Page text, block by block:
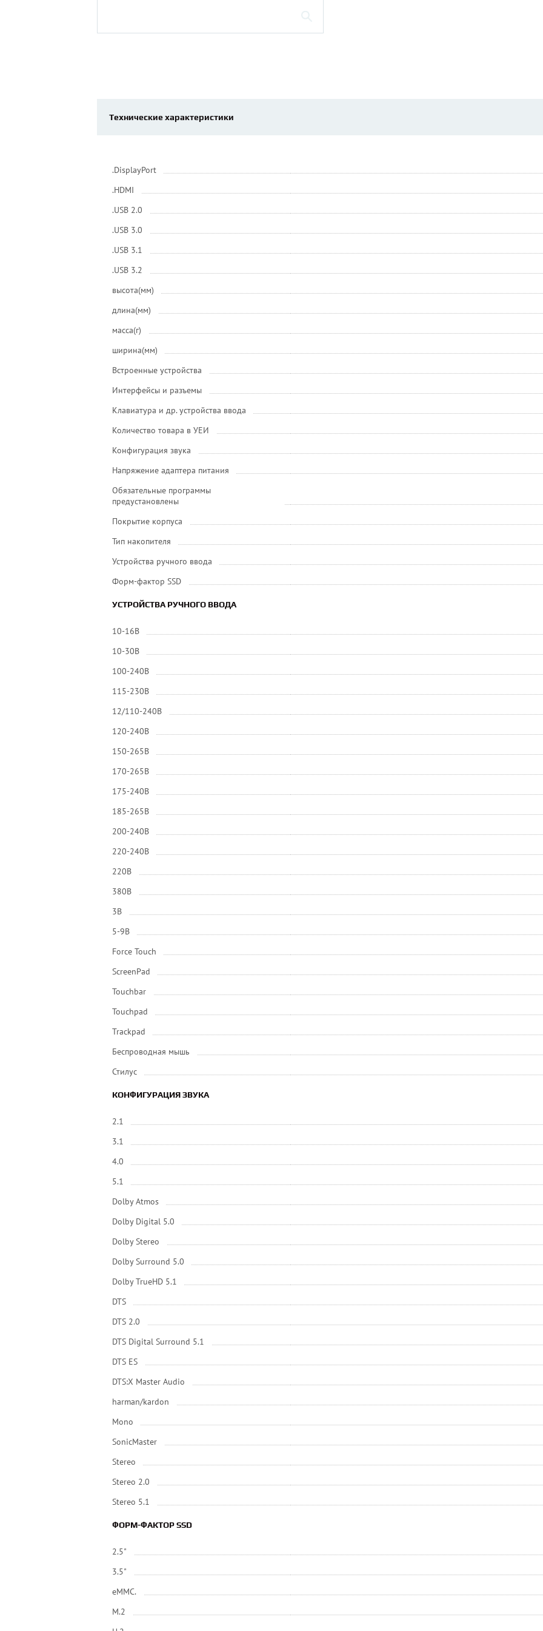
Технические характеристики
.DisplayPort
.HDMI
.USB 2.0
.USB 3.0
.USB 3.1
.USB 3.2
высота(мм)
длина(мм)
масса(г)
ширина(мм)
Встроенные устройства
Интерфейсы и разъемы
Клавиатура и др. устройства ввода
Количество товара в УЕИ
Конфигурация звука
Напряжение адаптера питания
Обязательные программы
предустановлены
Покрытие корпуса
Тип накопителя
Устройства ручного ввода
Форм-фактор SSD
УСТРОЙСТВА РУЧНОГО ВВОДА
10-16В
10-30В
100-240В
115-230В
12/110-240В
120-240В
150-265В
170-265В
175-240В
185-265В
200-240В
220-240В
220В
380В
3В
5-9В
Force Touch
ScreenPad
Touchbar
Touchpad
Trackpad
Беспроводная мышь
Стилус
КОНФИГУРАЦИЯ ЗВУКА
2.1
3.1
4.0
5.1
Dolby Atmos
Dolby Digital 5.0
Dolby Stereo
Dolby Surround 5.0
Dolby TrueHD 5.1
DTS
DTS 2.0
DTS Digital Surround 5.1
DTS ES
DTS:X Master Audio
harman/kardon
Mono
SonicMaster
Stereo
Stereo 2.0
Stereo 5.1
ФОРМ-ФАКТОР SSD
2.5"
3.5"
eMMC.
M.2